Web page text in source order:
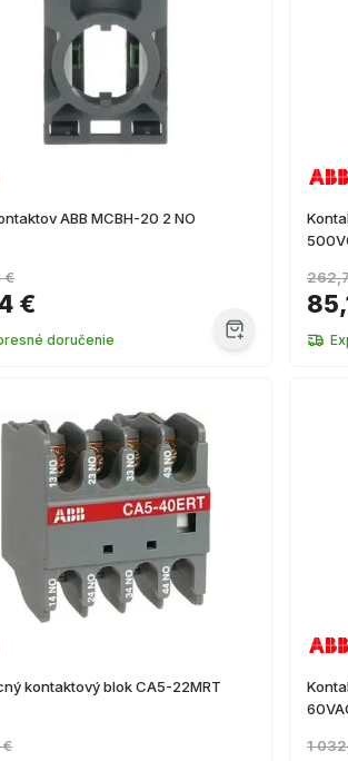
ABB MCBH-20 2 NO
€
€
doručenie
kontaktový blok CA5-22MRT
€ 1